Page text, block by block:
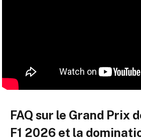
FAQ sur le Grand Prix
F1 2026 et la